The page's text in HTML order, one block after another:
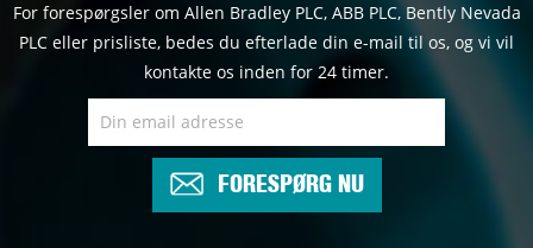
For forespørgsler om Allen Bradley PLC, ABB PLC, Bently Nevada
PLC eller prisliste, bedes du efterlade din e-mail til os, og vi vil
kontakte os inden for 24 timer.
FORESPØRG NU